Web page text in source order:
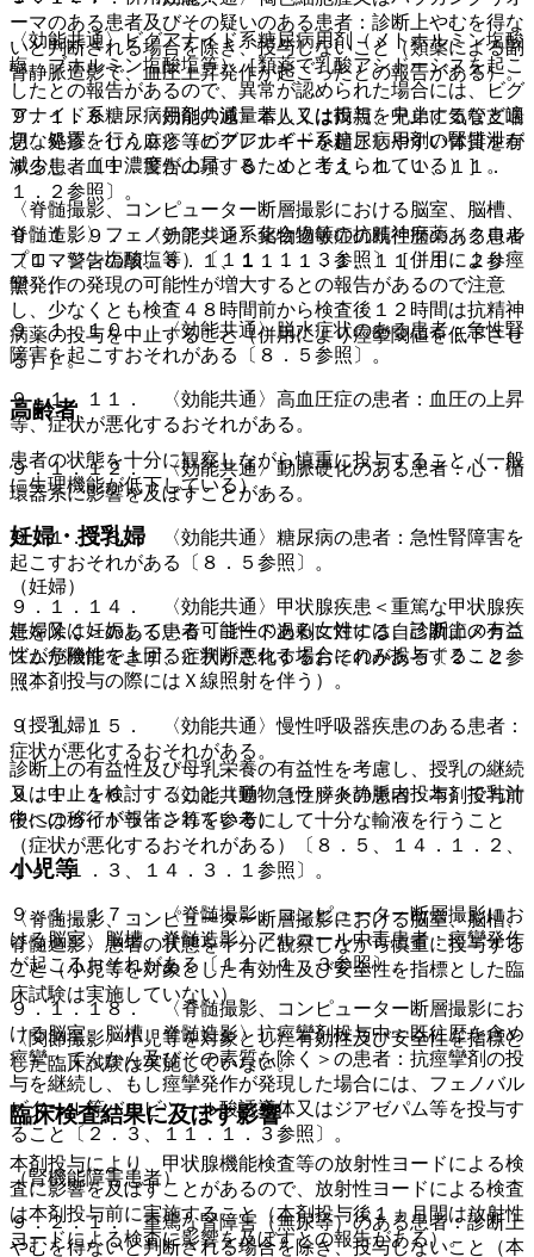
〈効能共通〉ビグアナイド系糖尿病用剤（メトホルミン塩酸
塩、ブホルミン塩酸塩等）［類薬で乳酸アシドーシスを起こ
したとの報告があるので、異常が認められた場合には、ビグ
アナイド系糖尿病用剤の減量若しくは投与を中止するなど適
切な処置を行うこと（ビグアナイド系糖尿病用剤の腎排泄が
減少し、血中濃度が上昇するためと考えられている）］。
〈脊髄撮影、コンピューター断層撮影における脳室、脳槽、
脊髄造影〉フェノチアジン系化合物等の抗精神病薬（クロル
プロマジン塩酸塩等）〔１１．１．３参照〕［併用により痙
攣発作の発現の可能性が増大するとの報告があるので注意
し、少なくとも検査４８時間前から検査後１２時間は抗精神
病薬の投与を中止すること（併用により痙攣閾値を低下させ
る）］。
高齢者
患者の状態を十分に観察しながら慎重に投与すること（一般
に生理機能が低下している）。
妊婦・授乳婦
（妊婦）
妊婦又は妊娠している可能性のある女性には、診断上の有益
性が危険性を上回ると判断される場合にのみ投与すること
（本剤投与の際にはＸ線照射を伴う）。
（授乳婦）
診断上の有益性及び母乳栄養の有益性を考慮し、授乳の継続
又は中止を検討すること（動物（ラット静脈内投与）で乳汁
中への移行が報告されている）。
小児等
〈脊髄撮影、コンピューター断層撮影における脳室、脳槽、
脊髄造影〉患者の状態を十分に観察しながら慎重に投与する
こと（小児等を対象とした有効性及び安全性を指標とした臨
床試験は実施していない）。
〈関節撮影〉小児等を対象とした有効性及び安全性を指標と
した臨床試験は実施していない。
臨床検査結果に及ぼす影響
本剤投与により、甲状腺機能検査等の放射性ヨードによる検
査に影響を及ぼすことがあるので、放射性ヨードによる検査
は本剤投与前に実施すること（本剤投与後１ヵ月間は放射性
ヨードによる検査に影響を及ぼすとの報告がある）。
ーマのある患者及びその疑いのある患者：診断上やむを得な
いと判断される場合を除き、投与しないこと（類薬による副
腎静脈造影で、血圧上昇発作が起こったとの報告がある）。
９．１．８． 〈効能共通〉本人又は両親、兄弟に気管支喘
息、発疹、じん麻疹等のアレルギーを起こしやすい体質を有
する患者〔１．警告の項、８．１、１１．１．１、１１．
１．２参照〕。
９．１．９． 〈効能共通〉薬物過敏症の既往歴のある患者
〔１．警告の項、８．１、１１．１．１、１１．１．２参
照〕。
９．１．１０． 〈効能共通〉脱水症状のある患者：急性腎
障害を起こすおそれがある〔８．５参照〕。
９．１．１１． 〈効能共通〉高血圧症の患者：血圧の上昇
等、症状が悪化するおそれがある。
９．１．１２． 〈効能共通〉動脈硬化のある患者：心・循
環器系に影響を及ぼすことがある。
９．１．１３． 〈効能共通〉糖尿病の患者：急性腎障害を
起こすおそれがある〔８．５参照〕。
９．１．１４． 〈効能共通〉甲状腺疾患＜重篤な甲状腺疾
患を除く＞のある患者：ヨード過剰に対する自己調節メカニ
ズムが機能できず、症状が悪化するおそれがある〔２．２参
照〕。
９．１．１５． 〈効能共通〉慢性呼吸器疾患のある患者：
症状が悪化するおそれがある。
９．１．１６． 〈効能共通〉急性膵炎の患者：本剤投与前
後にはガイドライン等を参考にして十分な輸液を行うこと
（症状が悪化するおそれがある）〔８．５、１４．１．２、
１４．１．３、１４．３．１参照〕。
９．１．１７． 〈脊髄撮影、コンピューター断層撮影にお
ける脳室、脳槽、脊髄造影〉アルコール中毒患者：痙攣発作
が起こるおそれがある〔１１．１．３参照〕。
９．１．１８． 〈脊髄撮影、コンピューター断層撮影にお
ける脳室、脳槽、脊髄造影〉抗痙攣剤投与中＜既往歴を含め
痙攣・てんかん及びその素質を除く＞の患者：抗痙攣剤の投
与を継続し、もし痙攣発作が発現した場合には、フェノバル
ビタール等バルビツール酸誘導体又はジアゼパム等を投与す
ること〔２．３、１１．１．３参照〕。
（腎機能障害患者）
９．２．１． 重篤な腎障害（無尿等）のある患者：診断上
やむを得ないと判断される場合を除き、投与しないこと（本